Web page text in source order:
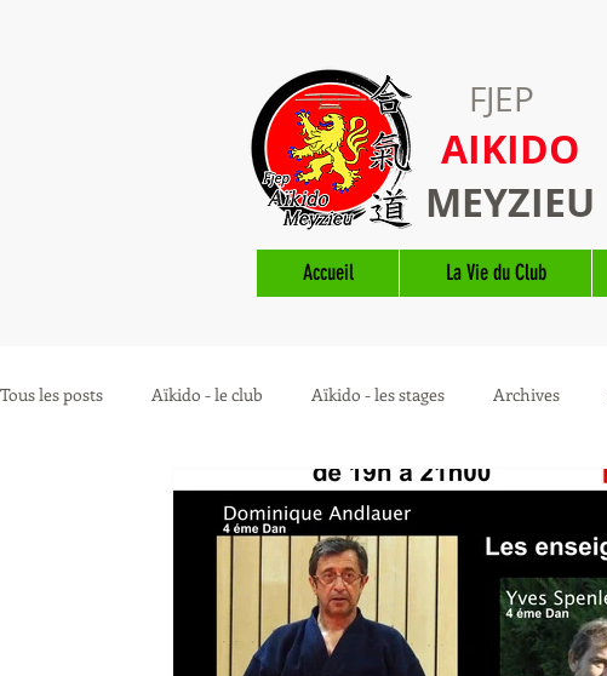
FJEP
AIKIDO
MEYZIEU
Accueil La Vie du Club
Tous les posts Aïkido - le club Aïkido - les stages Archives